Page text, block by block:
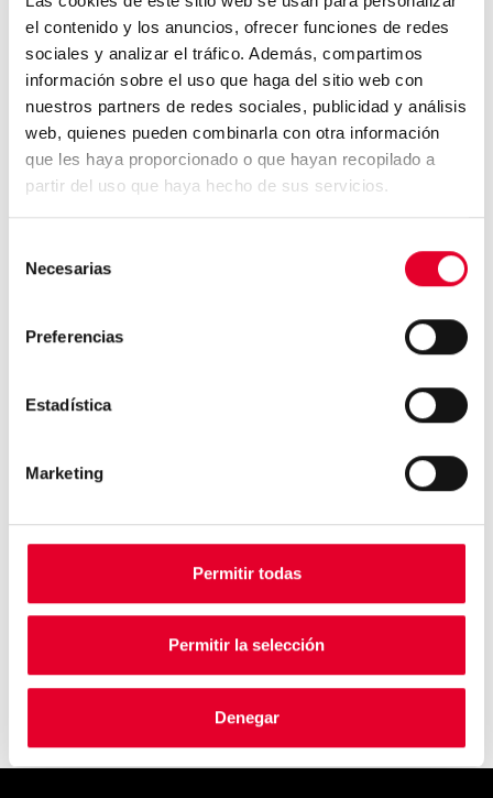
el contenido y los anuncios, ofrecer funciones de redes
sociales y analizar el tráfico. Además, compartimos
información sobre el uso que haga del sitio web con
nuestros partners de redes sociales, publicidad y análisis
web, quienes pueden combinarla con otra información
que les haya proporcionado o que hayan recopilado a
partir del uso que haya hecho de sus servicios.
Necesarias
Preferencias
Estadística
Marketing
Permitir todas
Permitir la selección
Denegar
La tecnología más puntera de Azkoyen
estará presente en la feria internacional
Venditalia
Azkoyen, estará presente en la feria Venditalia
Worldwide Vending Show, en la primera edición del
evento internacional dedicado a la industria de la
distribución automática. El escenario perfecto para
la presentación de su novedad más recientes: la
máquina dispensadora de café y agua NEO Q. Esta
Seguir leyendo
1 2 3 4 5 … 203